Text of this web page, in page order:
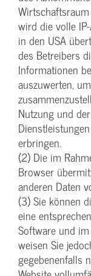
wird die volle
in den USA
des Betreibers
Informationen
auszuwerten,
Nutzung und
erbringen.
(2) Die im
Browser
anderen Daten
(3) Sie können
eine
Software und
weisen Sie
gegebenenfalls